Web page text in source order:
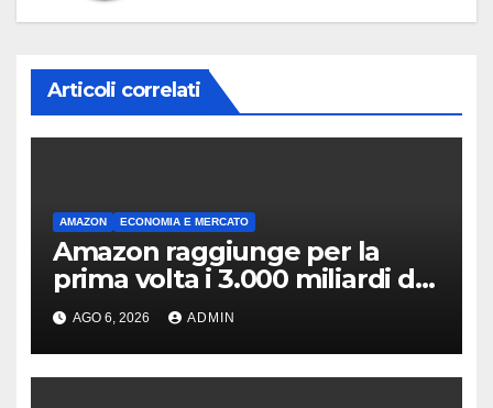
Articoli correlati
AMAZON ECONOMIA E MERCATO
Amazon raggiunge per la
prima volta i 3.000 miliardi di
capitalizzazione
AGO 6, 2026 ADMIN